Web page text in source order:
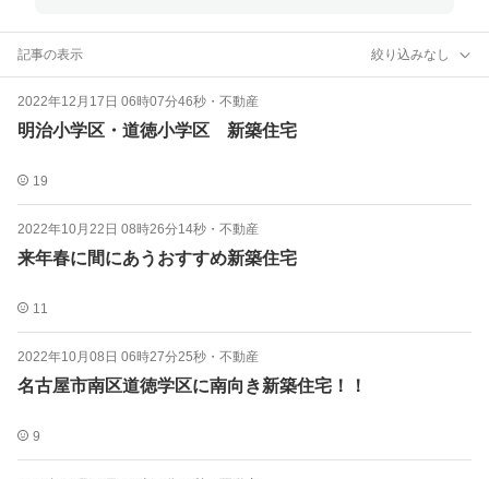
記事の表示 絞り込みなし
2022年12月17日 06時07分46秒 ・ 不動産
明治小学区・道徳小学区 新築住宅
19
2022年10月22日 08時26分14秒 ・ 不動産
来年春に間にあうおすすめ新築住宅
11
2022年10月08日 06時27分25秒 ・ 不動産
名古屋市南区道徳学区に南向き新築住宅！！
9